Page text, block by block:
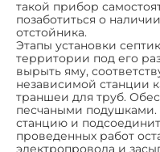
такой прибор
позаботиться о
отстойника.
Этапы установки
территории под его
вырыть яму,
независимой станции
траншеи для труб.
песчаными подушками.
станцию и
проведенных работ
электропровода и